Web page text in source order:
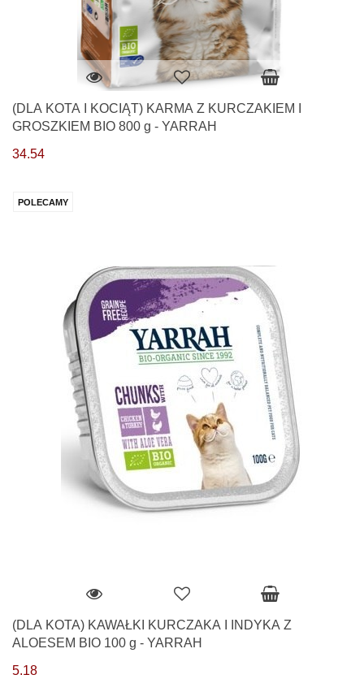
(DLA KOTA I KOCIĄT) KARMA Z KURCZAKIEM I
GROSZKIEM BIO 800 g - YARRAH
34.54
POLECAMY
(DLA KOTA) KAWAŁKI KURCZAKA I INDYKA Z
ALOESEM BIO 100 g - YARRAH
5.18